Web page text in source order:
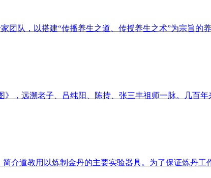
团队，以搭建“传播养生之道、传授养生之术”为宗旨
，远溯老子、吕纯阳、陈抟、张三丰祖师一脉。几百
介道教用以炼制金丹的主要实验器具。为了保证炼丹